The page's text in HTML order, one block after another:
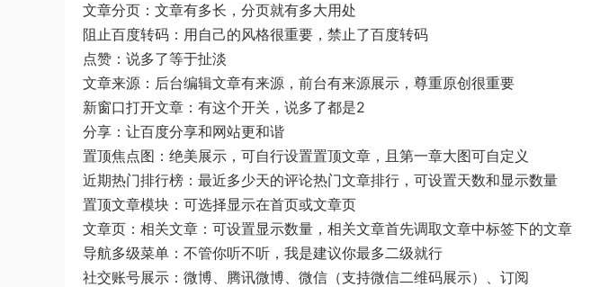
文章分页：文章有多长，分页就有多大用处
阻止百度转码：用自己的风格很重要，禁止了百度转码
点赞：说多了等于扯淡
文章来源：后台编辑文章有来源，前台有来源展示，尊重原创很重要
新窗口打开文章：有这个开关，说多了都是2
分享：让百度分享和网站更和谐
置顶焦点图：绝美展示，可自行设置置顶文章，且第一章大图可自定义
近期热门排行榜：最近多少天的评论热门文章排行，可设置天数和显示数量
置顶文章模块：可选择显示在首页或文章页
文章页：相关文章：可设置显示数量，相关文章首先调取文章中标签下的文章
导航多级菜单：不管你听不听，我是建议你最多二级就行
社交账号展示：微博、腾讯微博、微信（支持微信二维码展示）、订阅